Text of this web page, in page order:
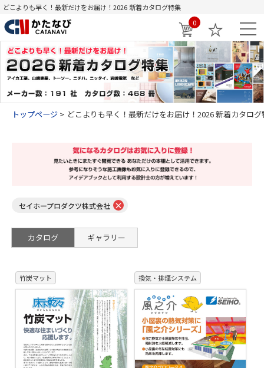
どこよりも早く！最新だけをお届け！2026 新着カタログ特集
0
トップページ どこよりも早く！最新だけをお届け！2026 新着カタログ
セイホープロダクツ株式会社 ×
カタログ ギャラリー
竹炭マット 換気・排煙システム